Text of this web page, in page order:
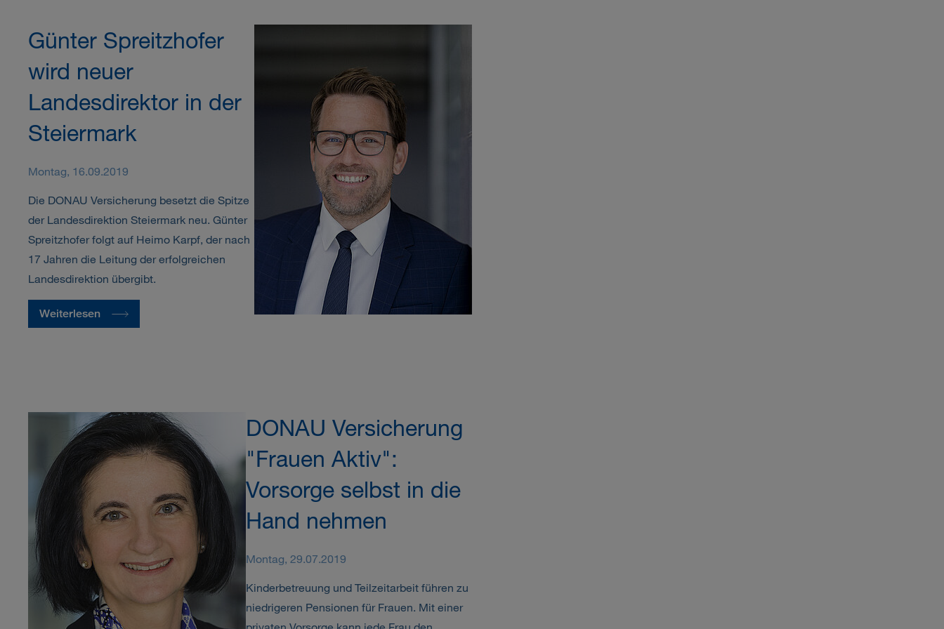
Günter Spreitzhofer
wird neuer
Landesdirektor in der
Steiermark
Montag, 16.09.2019
Die DONAU Versicherung besetzt die Spitze
der Landesdirektion Steiermark neu. Günter
Spreitzhofer folgt auf Heimo Karpf, der nach
17 Jahren die Leitung der erfolgreichen
Landesdirektion übergibt.
Weiterlesen
DONAU Versicherung
"Frauen Aktiv":
Vorsorge selbst in die
Hand nehmen
Montag, 29.07.2019
Kinderbetreuung und Teilzeitarbeit führen zu
niedrigeren Pensionen für Frauen. Mit einer